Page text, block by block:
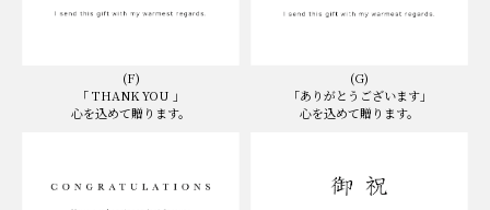
(F)
「 THANK YOU 」
心を込めて贈ります。
(G)
「ありがとうございます」
心を込めて贈ります。